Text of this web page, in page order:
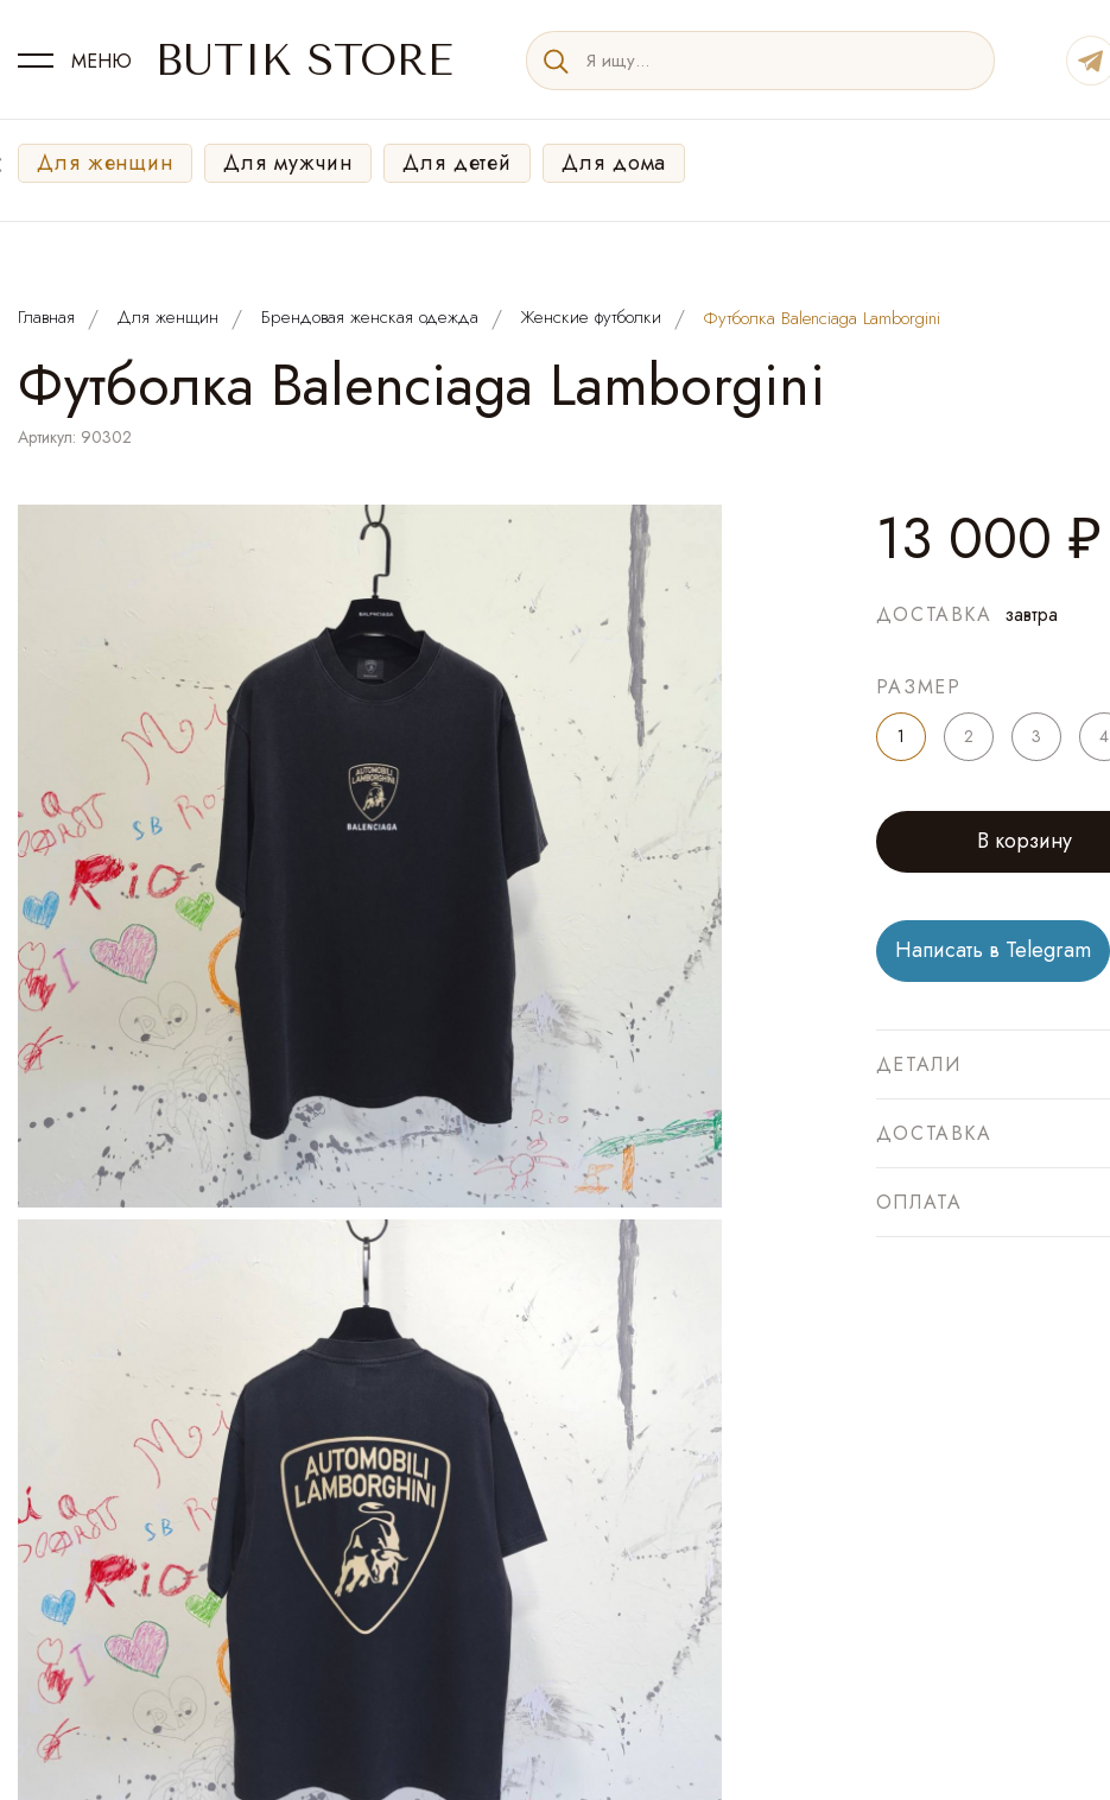
МЕНЮ BUTIK STORE
Для женщин Для мужчин Для детей Для дома
Главная Для женщин Брендовая женская одежда Женские футболки Футболка Balenciaga Lamborgini
Футболка Balenciaga Lamborgini
Артикул: 90302
13 000 ₽
ДОСТАВКА завтра
РАЗМЕР
1 2 3 4
В корзину
Написать в Telegram
ДЕТАЛИ
ДОСТАВКА
ОПЛАТА